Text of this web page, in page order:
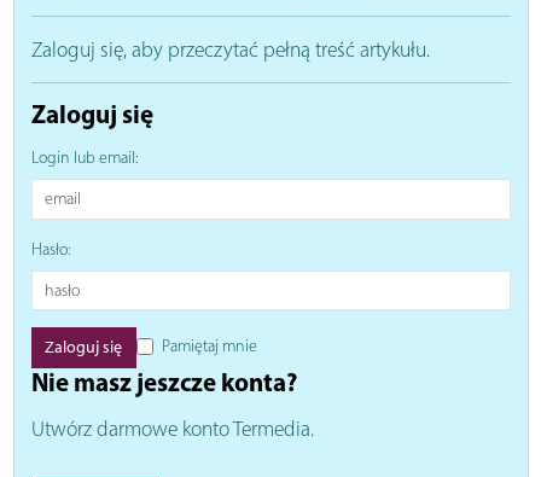
Zaloguj się, aby przeczytać pełną treść artykułu.
Zaloguj się
Login lub email:
Hasło:
Pamiętaj mnie
Nie masz jeszcze konta?
Utwórz darmowe konto Termedia.